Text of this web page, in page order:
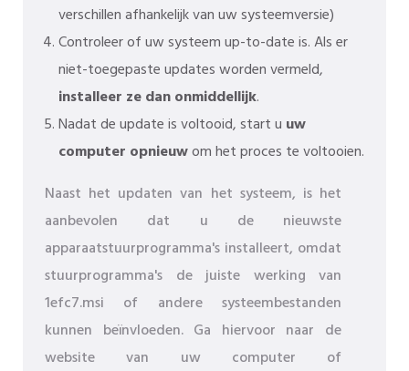
verschillen afhankelijk van uw systeemversie)
Controleer of uw systeem up-to-date is. Als er
niet-toegepaste updates worden vermeld,
installeer ze dan onmiddellijk.
Nadat de update is voltooid, start u uw
computer opnieuwom het proces te voltooien.
Naast het updaten van het systeem, is het
aanbevolen dat u de nieuwste
apparaatstuurprogramma's installeert, omdat
stuurprogramma's de juiste werking van
1efc7.msi of andere systeembestanden
kunnen beïnvloeden. Ga hiervoor naar de
website van uw computer of